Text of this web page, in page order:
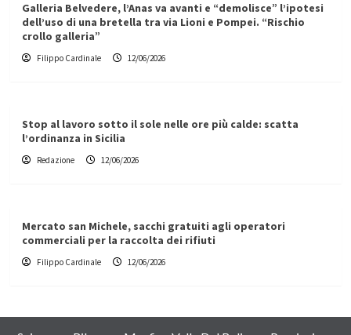
Galleria Belvedere, l’Anas va avanti e “demolisce” l’ipotesi
dell’uso di una bretella tra via Lioni e Pompei. “Rischio
crollo galleria”
Filippo Cardinale 12/06/2026
Stop al lavoro sotto il sole nelle ore più calde: scatta
l’ordinanza in Sicilia
Redazione 12/06/2026
Mercato san Michele, sacchi gratuiti agli operatori
commerciali per la raccolta dei rifiuti
Filippo Cardinale 12/06/2026